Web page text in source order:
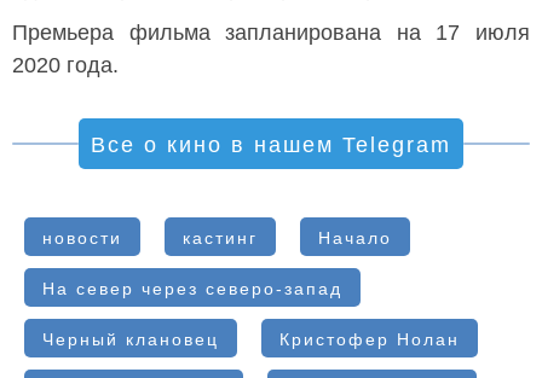
Премьера фильма запланирована на 17 июля
2020 года.
Все о кино в нашем Telegram
новости кастинг Начало
На север через северо-запад
Черный клановец Кристофер Нолан